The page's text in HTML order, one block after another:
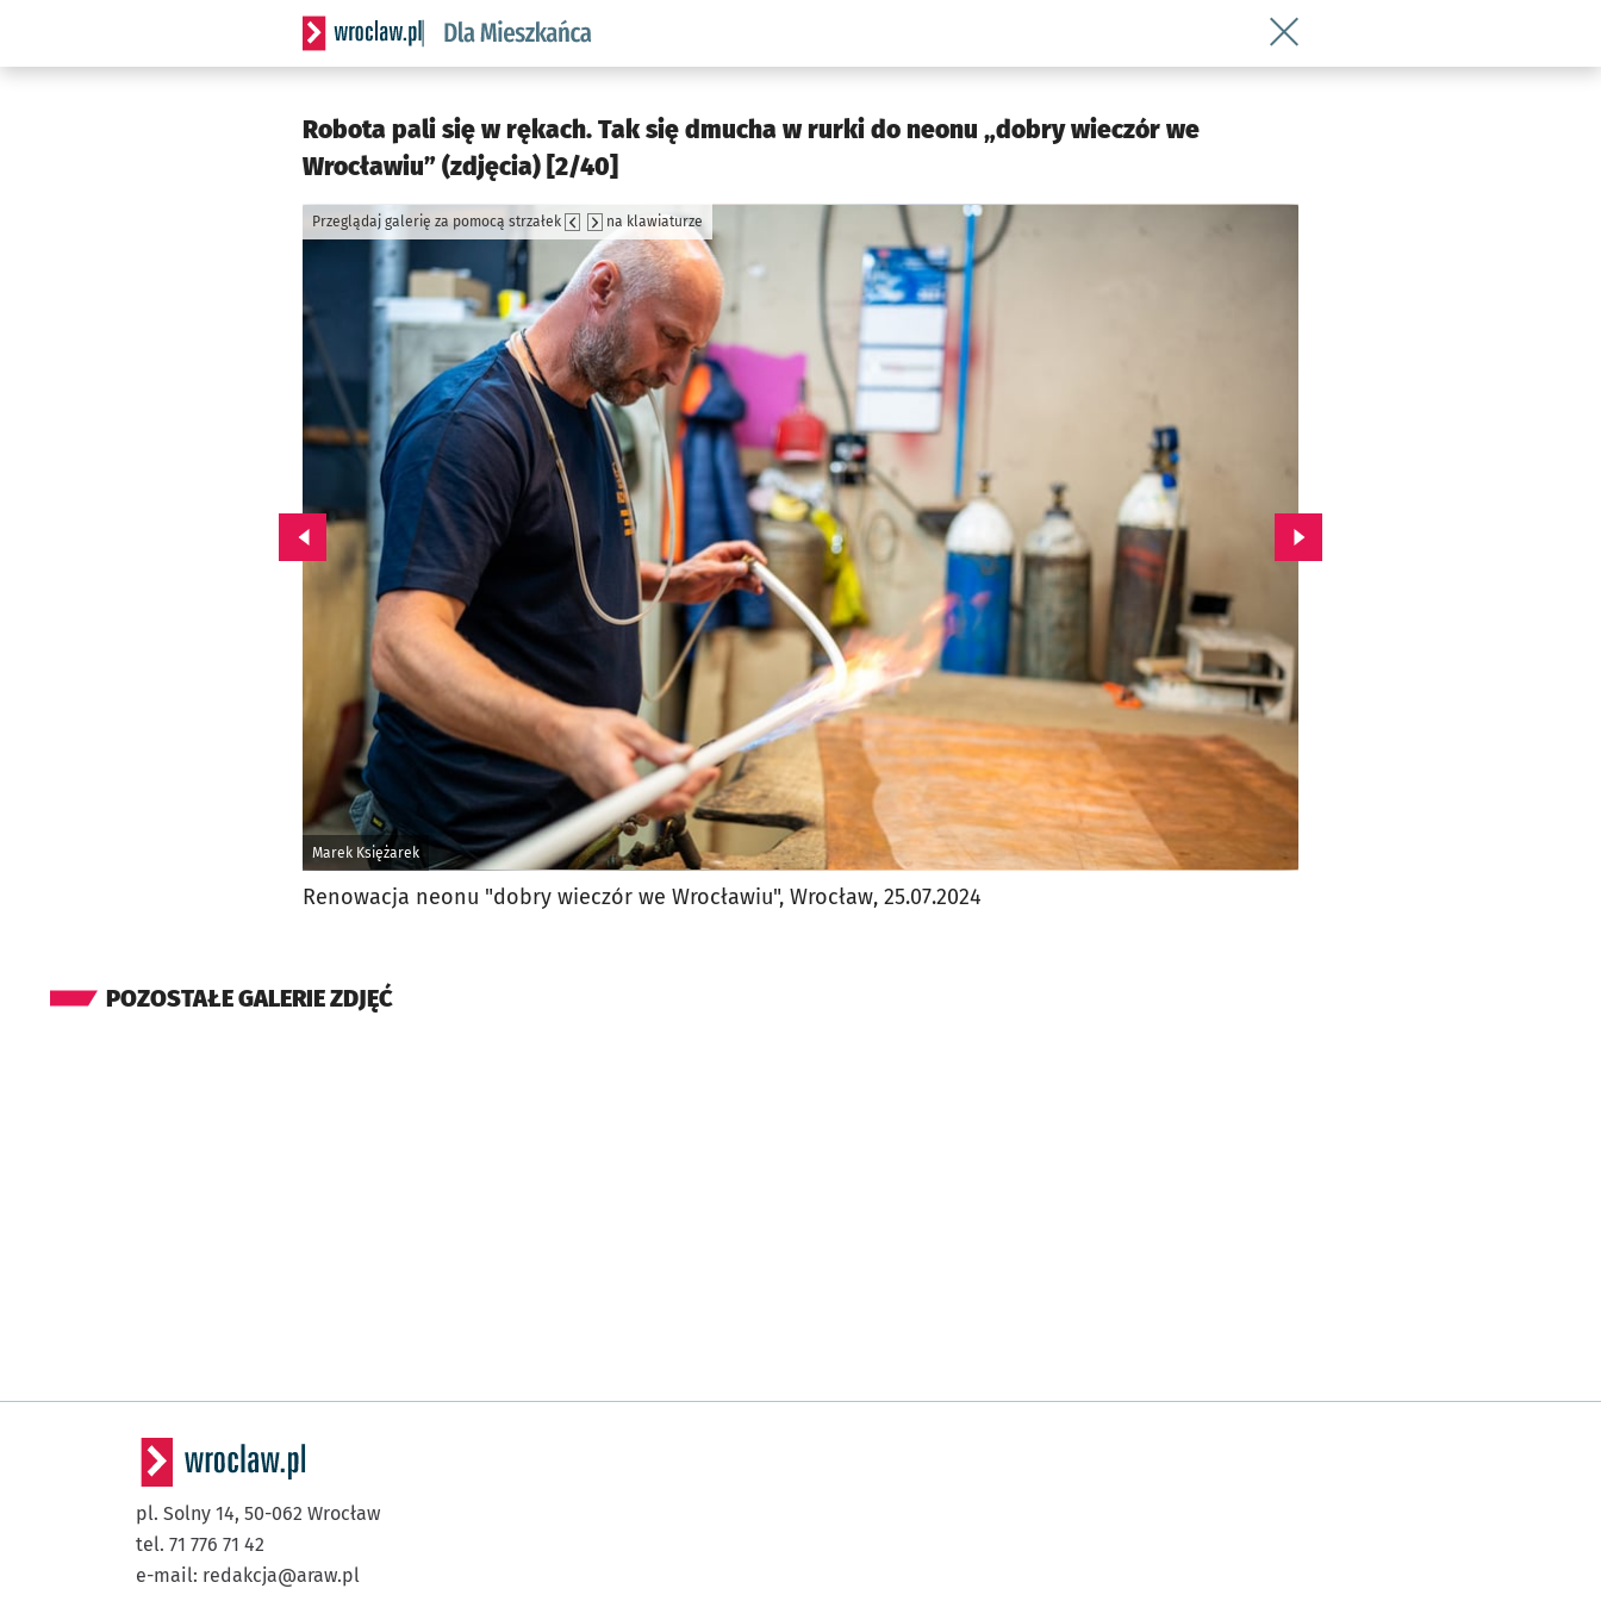
Serwis informacyjny wroclaw.pl podserwis: Dla mieszkańca
Wróć do artykułu Robota pali się w
Robota pali się w rękach. Tak się dmucha w rurki do neonu „dobry wieczór we
Wrocławiu” (zdjęcia) [2/40]
Marek Księżarek
Przeglądaj galerię za pomocą strzałek na klawiaturze
Przejdź do poprzedniego zdjęcia. Przejdź do kolejnego zdjęcia.
Renowacja neonu "dobry wieczór we Wrocławiu", Wrocław, 25.07.2024
POZOSTAŁE GALERIE ZDJĘĆ
pl. Solny 14, 50-062 Wrocław
tel. 71 776 71 42
e-mail: redakcja@araw.pl